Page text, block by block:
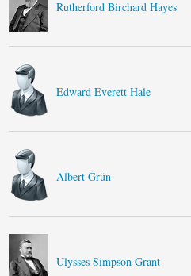
Rutherford Birchard Hayes
Edward Everett Hale
Albert Grün
Ulysses Simpson Grant